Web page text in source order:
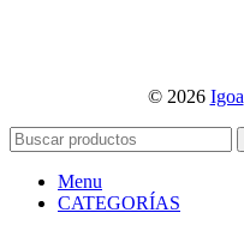
© 2026 Igoa
Menu
CATEGORÍAS